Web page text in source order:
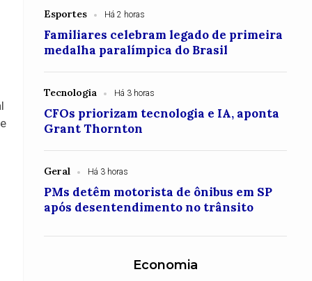
Esportes Há 2 horas
Familiares celebram legado de primeira
medalha paralímpica do Brasil
Tecnologia Há 3 horas
CFOs priorizam tecnologia e IA, aponta
Grant Thornton
Geral Há 3 horas
PMs detêm motorista de ônibus em SP
após desentendimento no trânsito
Economia